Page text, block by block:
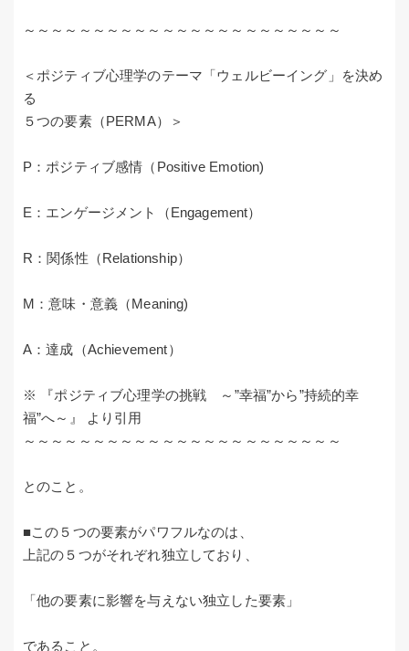
～～～～～～～～～～～～～～～～～～～～～～～
＜ポジティブ心理学のテーマ「ウェルビーイング」を決め
る
５つの要素（PERMA）＞
P：ポジティブ感情（Positive Emotion)
E：エンゲージメント（Engagement）
R：関係性（Relationship）
M：意味・意義（Meaning)
A：達成（Achievement）
※ 『ポジティブ心理学の挑戦 ～”幸福”から”持続的幸
福”へ～』 より引用
～～～～～～～～～～～～～～～～～～～～～～～
とのこと。
■この５つの要素がパワフルなのは、
上記の５つがそれぞれ独立しており、
「他の要素に影響を与えない独立した要素」
であること。